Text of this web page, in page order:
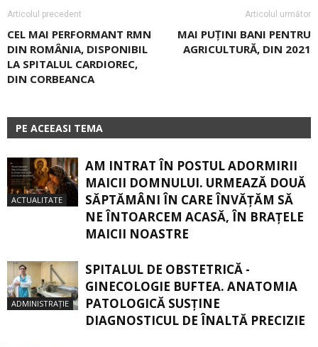
Articolul precedent
CEL MAI PERFORMANT RMN
DIN ROMÂNIA, DISPONIBIL
LA SPITALUL CARDIOREC,
DIN CORBEANCA
Articolul următor
MAI PUȚINI BANI PENTRU
AGRICULTURĂ, DIN 2021
PE ACEEASI TEMA
ACTUALITATE
AM INTRAT ÎN POSTUL ADORMIRII
MAICII DOMNULUI. URMEAZĂ DOUĂ
SĂPTĂMÂNI ÎN CARE ÎNVĂŢĂM SĂ
NE ÎNTOARCEM ACASĂ, ÎN BRAŢELE
MAICII NOASTRE
ADMINISTRAȚIE
SPITALUL DE OBSTETRICĂ -
GINECOLOGIE BUFTEA. ANATOMIA
PATOLOGICĂ SUSŢINE
DIAGNOSTICUL DE ÎNALTĂ PRECIZIE